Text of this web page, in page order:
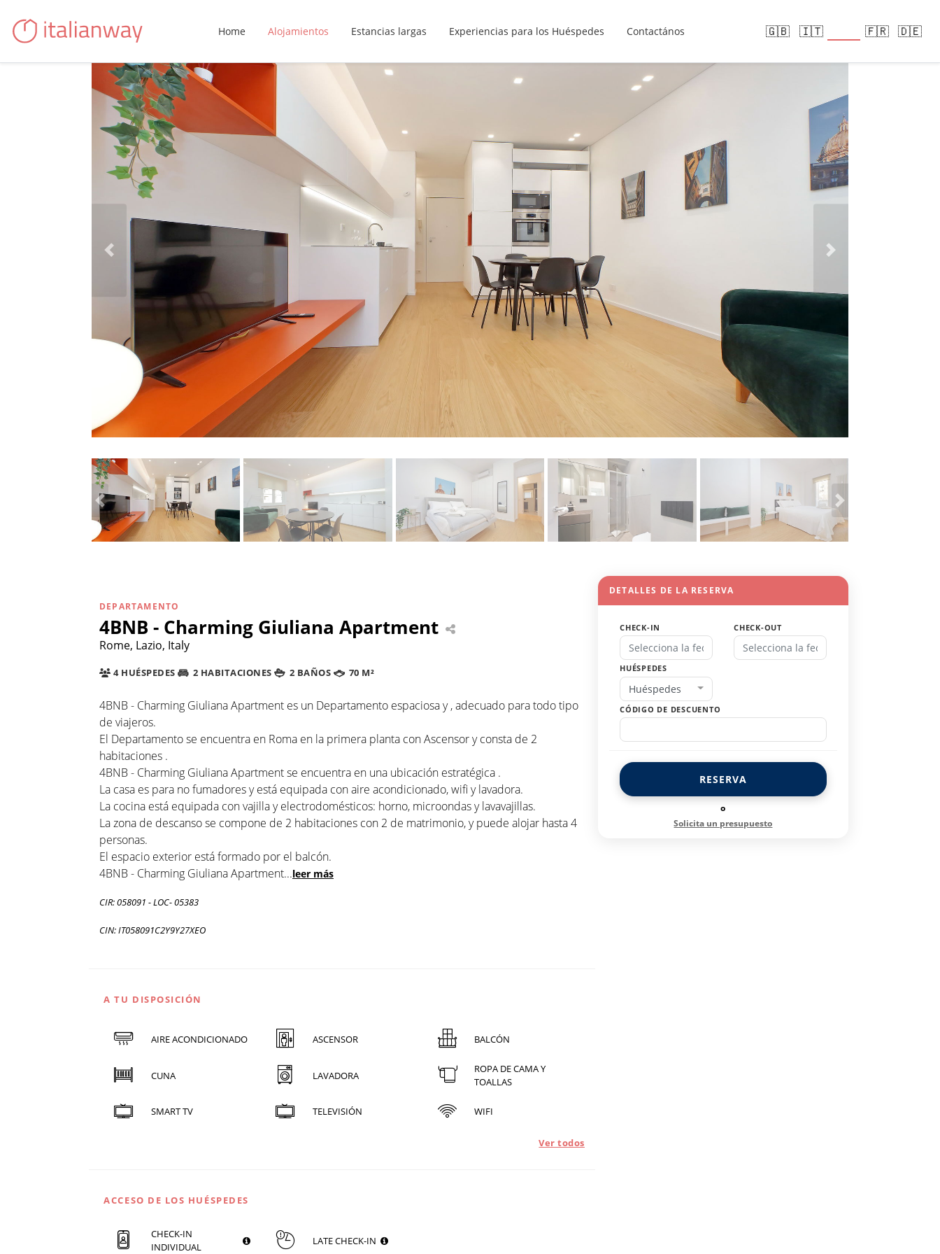
Home Alojamientos Estancias largas Experiencias para los Huéspedes Contactános 🇬🇧 🇮🇹 🇫🇷 🇩🇪
DEPARTAMENTO
4BNB - Charming Giuliana Apartment
Rome, Lazio, Italy
4 HUÉSPEDES 2 HABITACIONES 2 BAÑOS 70 M²
4BNB - Charming Giuliana Apartment es un Departamento espaciosa y , adecuado para todo tipo
de viajeros.
El Departamento se encuentra en Roma en la primera planta con Ascensor y consta de 2
habitaciones .
4BNB - Charming Giuliana Apartment se encuentra en una ubicación estratégica .
La casa es para no fumadores y está equipada con aire acondicionado, wifi y lavadora.
La cocina está equipada con vajilla y electrodomésticos: horno, microondas y lavavajillas.
La zona de descanso se compone de 2 habitaciones con 2 de matrimonio, y puede alojar hasta 4
personas.
El espacio exterior está formado por el balcón.
4BNB - Charming Giuliana Apartment...leer más
CIR: 058091 - LOC- 05383
CIN: IT058091C2Y9Y27XEO
A TU DISPOSICIÓN
AIRE ACONDICIONADO ASCENSOR BALCÓN
CUNA LAVADORA
ROPA DE CAMA Y
TOALLAS
SMART TV TELEVISIÓN WIFI
Ver todos
ACCESO DE LOS HUÉSPEDES
CHECK-IN
INDIVIDUAL
LATE CHECK-IN
DETALLES DE LA RESERVA
CHECK-IN CHECK-OUT
HUÉSPEDES
Huéspedes
CÓDIGO DE DESCUENTO
RESERVA
o
Solicita un presupuesto